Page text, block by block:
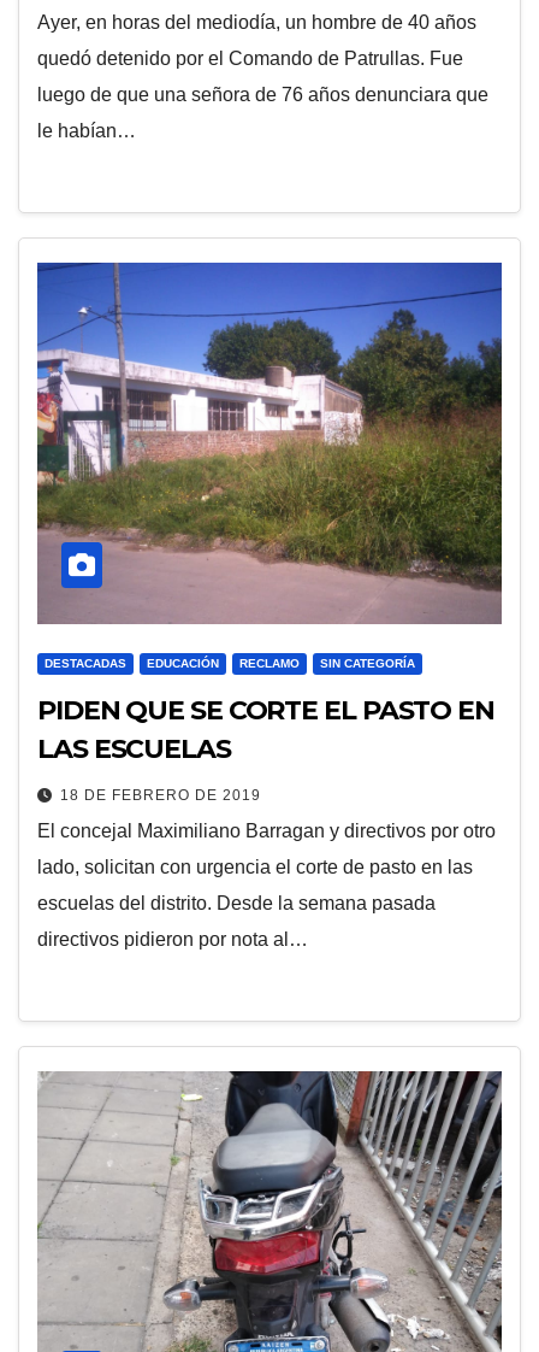
Ayer, en horas del mediodía, un hombre de 40 años
quedó detenido por el Comando de Patrullas. Fue
luego de que una señora de 76 años denunciara que
le habían…
DESTACADAS EDUCACIÓN RECLAMO SIN CATEGORÍA
PIDEN QUE SE CORTE EL PASTO EN
LAS ESCUELAS
18 DE FEBRERO DE 2019
El concejal Maximiliano Barragan y directivos por otro
lado, solicitan con urgencia el corte de pasto en las
escuelas del distrito. Desde la semana pasada
directivos pidieron por nota al…